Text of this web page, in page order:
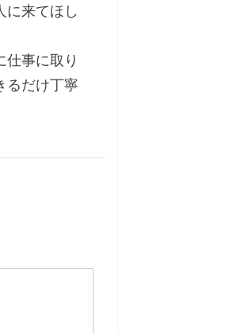
に来てほし
事に取り
るだけ丁寧